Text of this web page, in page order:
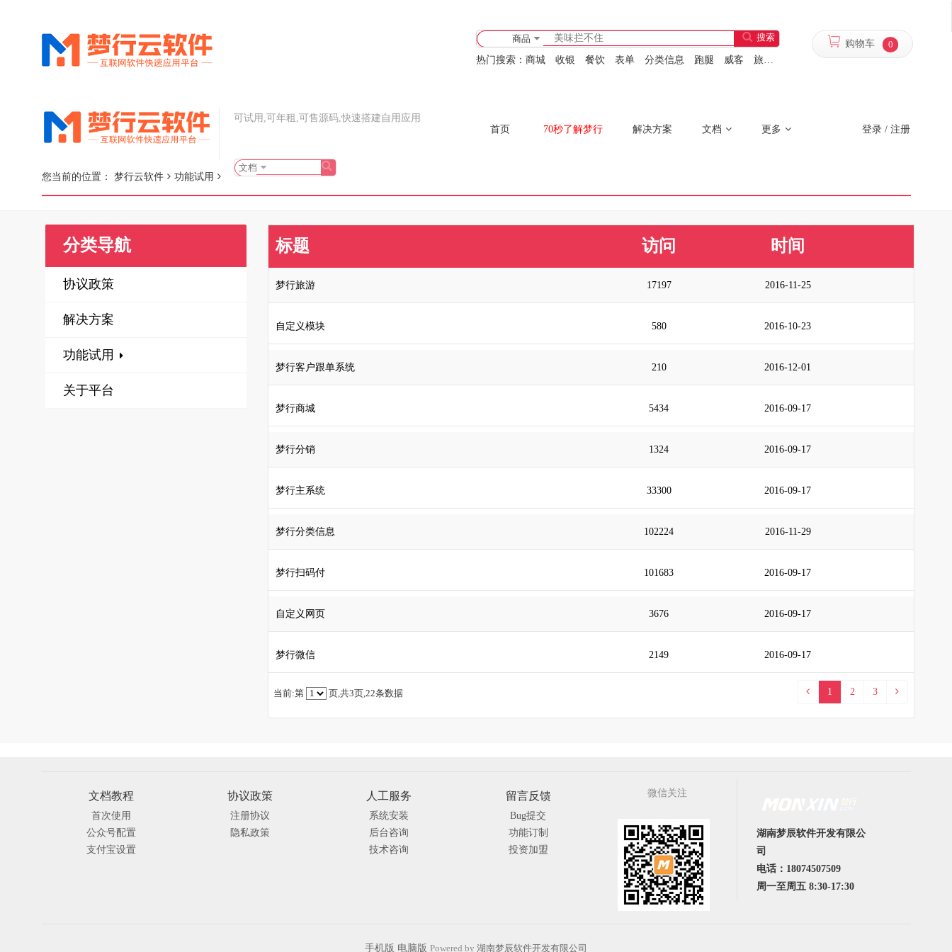
商品 搜索
热门搜索： 商城 收银 餐饮 表单 分类信息 跑腿 威客 旅游系统 财务 设备管理
购物车 0
可试用,可年租,可售源码,快速搭建自用应用
文档
首页 70秒了解梦行 解决方案 文档 更多 登录 /注册
您当前的位置： 梦行云软件 功能试用
分类导航
协议政策
解决方案
功能试用
关于平台
标题 访问 时间
梦行旅游 17197 2016-11-25
自定义模块 580 2016-10-23
梦行客户跟单系统 210 2016-12-01
梦行商城 5434 2016-09-17
梦行分销 1324 2016-09-17
梦行主系统 33300 2016-09-17
梦行分类信息 102224 2016-11-29
梦行扫码付 101683 2016-09-17
自定义网页 3676 2016-09-17
梦行微信 2149 2016-09-17
当前:第 页,共3页,22条数据 1 2 3
文档教程
首次使用
公众号配置
支付宝设置
协议政策
注册协议
隐私政策
人工服务
系统安装
后台咨询
技术咨询
留言反馈
Bug提交
功能订制
投资加盟
微信关注
湖南梦辰软件开发有限公
司
电话：18074507509
周一至周五 8:30-17:30
手机版 电脑版 Powered by 湖南梦辰软件开发有限公司